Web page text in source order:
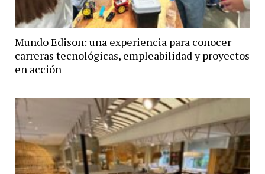
Mundo Edison: una experiencia para conocer
carreras tecnológicas, empleabilidad y proyectos
en acción